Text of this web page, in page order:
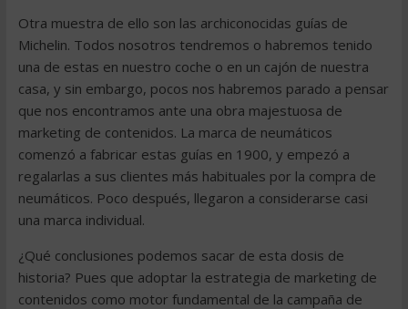
Otra muestra de ello son las archiconocidas guías de
Michelin. Todos nosotros tendremos o habremos tenido
una de estas en nuestro coche o en un cajón de nuestra
casa, y sin embargo, pocos nos habremos parado a pensar
que nos encontramos ante una obra majestuosa de
marketing de contenidos. La marca de neumáticos
comenzó a fabricar estas guías en 1900, y empezó a
regalarlas a sus clientes más habituales por la compra de
neumáticos. Poco después, llegaron a considerarse casi
una marca individual.
¿Qué conclusiones podemos sacar de esta dosis de
historia? Pues que adoptar la estrategia de marketing de
contenidos como motor fundamental de la campaña de